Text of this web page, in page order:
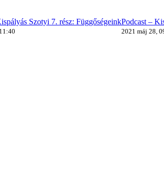
Szotyi 7. rész: FüggőségeinkPodcast –
2021 máj 28,